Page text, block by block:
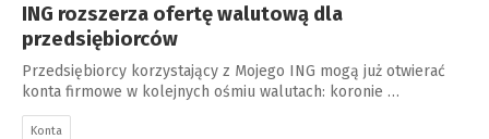
ING rozszerza ofertę walutową dla
przedsiębiorców
Przedsiębiorcy korzystający z Mojego ING mogą już otwierać
konta firmowe w kolejnych ośmiu walutach: koronie …
Konta